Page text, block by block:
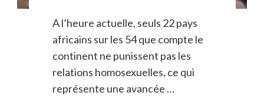
A l’heure actuelle, seuls 22 pays
africains sur les 54 que compte le
continent ne punissent pas les
relations homosexuelles, ce qui
représente une avancée …